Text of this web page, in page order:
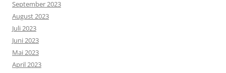
September 2023
August 2023
Juli 2023
Juni 2023
Mai 2023
April 2023